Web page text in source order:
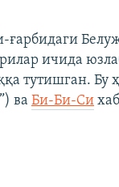
ғарбидаги
ичида
тутишган. Бу
ва Би-Би-Си